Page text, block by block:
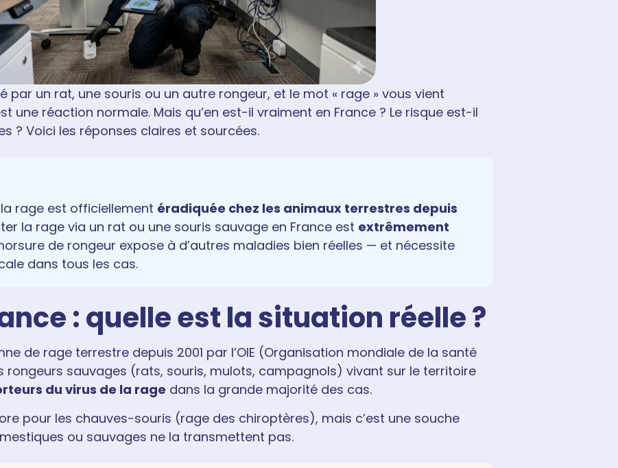
par un rat, une souris ou un autre rongeur, et le mot « rage » vous vient
une réaction normale. Mais qu’en est-il vraiment en France ? Le risque est-il
? Voici les réponses claires et sourcées.
rage est officiellement éradiquée chez les animaux terrestres depuis
la rage via un rat ou une souris sauvage en France est extrêmement
de rongeur expose à d’autres maladies bien réelles — et nécessite
dans tous les cas.
: quelle est la situation réelle ?
de rage terrestre depuis 2001 par l’OIE (Organisation mondiale de la santé
rongeurs sauvages (rats, souris, mulots, campagnols) vivant sur le territoire
du virus de la rage dans la grande majorité des cas.
pour les chauves-souris (rage des chiroptères), mais c’est une souche
ou sauvages ne la transmettent pas.